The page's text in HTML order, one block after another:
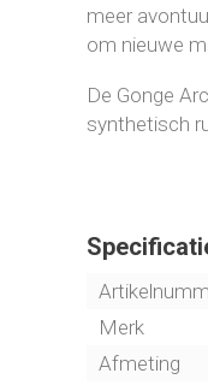
meer
om nieuwe
De Gonge
synthetisch
Merk
Afmeting